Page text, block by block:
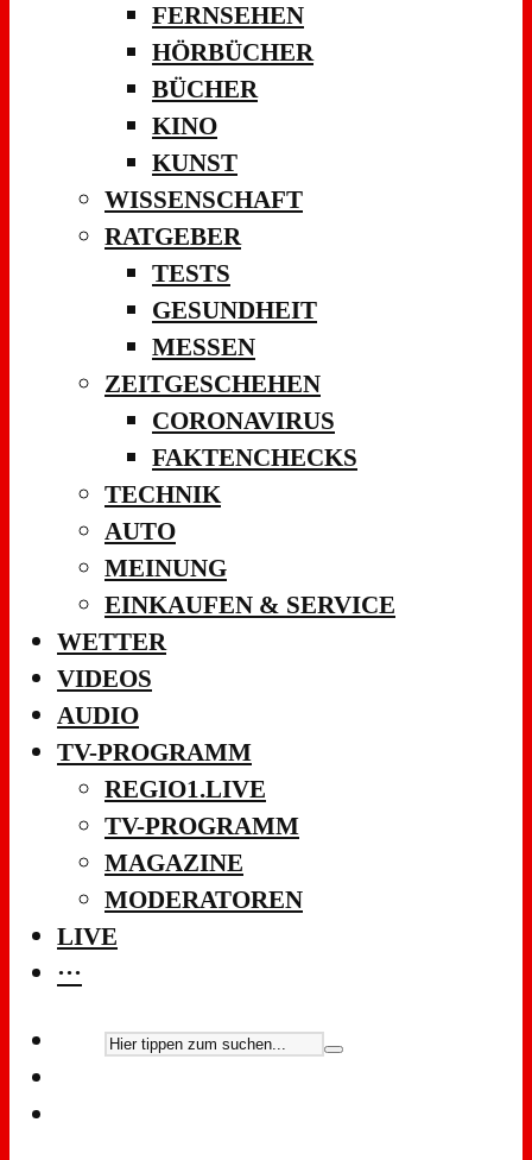
FERNSEHEN
HÖRBÜCHER
BÜCHER
KINO
KUNST
WISSENSCHAFT
RATGEBER
TESTS
GESUNDHEIT
MESSEN
ZEITGESCHEHEN
CORONAVIRUS
FAKTENCHECKS
TECHNIK
AUTO
MEINUNG
EINKAUFEN & SERVICE
WETTER
VIDEOS
AUDIO
TV-PROGRAMM
REGIO1.LIVE
TV-PROGRAMM
MAGAZINE
MODERATOREN
LIVE
···